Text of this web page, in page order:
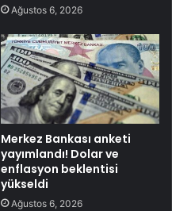
Ağustos 6, 2026
Merkez Bankası anketi
yayımlandı! Dolar ve
enflasyon beklentisi
yükseldi
Ağustos 6, 2026